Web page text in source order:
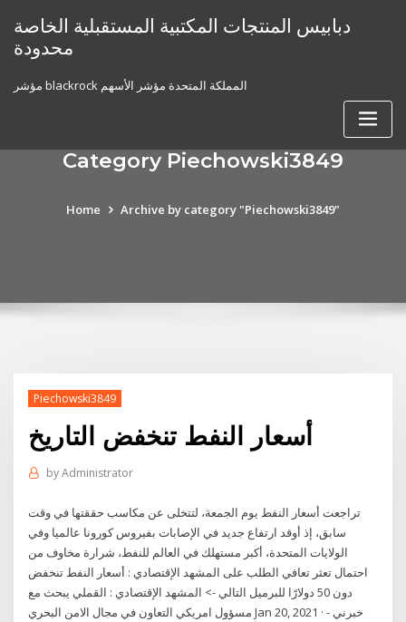
content
دبابيس المنتجات المكتبية المستقبلية الخاصة
محدودة
مؤشر blackrock المملكة المتحدة مؤشر الأسهم
Category Piechowski3849
Home Archive by category "Piechowski3849"
Piechowski3849
أسعار النفط تنخفض التاريخ
byAdministrator
تراجعت أسعار النفط يوم الجمعة، لتتخلى عن مكاسب حققتها في وقت
سابق، إذ أوقد ارتفاع جديد في الإصابات بفيروس كورونا عالميا وفي
الولايات المتحدة، أكبر مستهلك في العالم للنفط، شرارة مخاوف من
احتمال تعثر تعافي الطلب على المشهد الإقتصادي : أسعار النفط تنخفض
دون 50 دولارًا للبرميل التالي -> المشهد الإقتصادي : القملي يبحث مع
مسؤول امريكي التعاون في مجال الامن البحري Jan 20, 2021 · خبرني -